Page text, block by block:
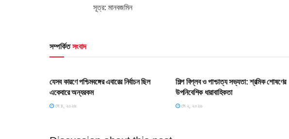
সূত্র: মানবজমিন
সম্পর্কিতসংবাদ
যেসব কারণে পশ্চিমবঙ্গের এবারের নির্বাচন ছিল
একেবারে অন্যরকম
মে ৪, ২০২৬
শিল্প বিপ্লব ও পাশ্চাত্য সভ্যতা: শ্রমিক শোষণের
উপনিবেশিক ধারাবাহিকতা
মে ২, ২০২৬